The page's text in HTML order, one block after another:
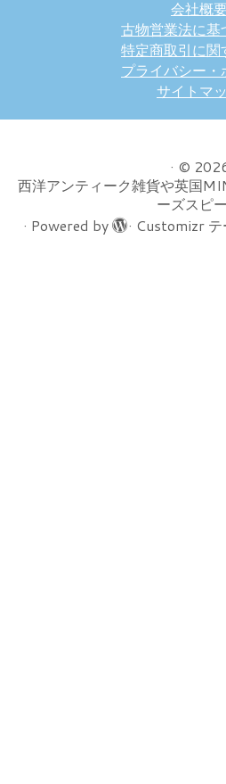
会社概
古物営業法に基
特定商取引に関
プライバシー・
サイトマ
· ©
西洋アンティーク雑貨や英国
ーズスピ
· Powered by · Customizr テ